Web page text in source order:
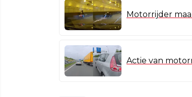
Motorrijder
Actie van